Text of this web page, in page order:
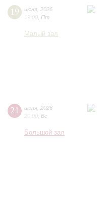
19 июня 2026
19:00 Пт
Малый зал
21 июня 2026
20:00 Вс
Большой зал